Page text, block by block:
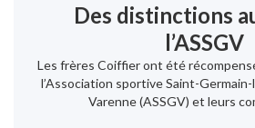
Des distinctions
l’ASSGV
Les frères Coiffier ont été
l’Association sportive Saint-
Varenne (ASSGV) et leurs